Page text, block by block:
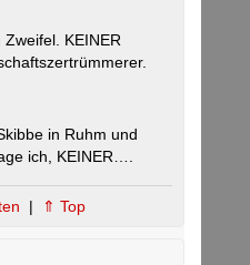
KEINER
in Ruhm und
ich, KEINER….
| ⇑ Top